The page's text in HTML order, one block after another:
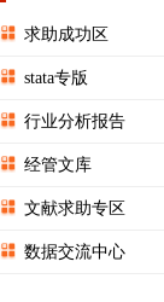
求助成功区
stata专版
行业分析报告
经管文库
文献求助专区
数据交流中心